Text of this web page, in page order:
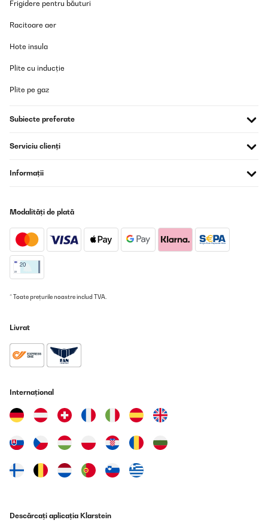
Frigidere pentru băuturi
Racitoare aer
Hote insula
Plite cu inducție
Plite pe gaz
Subiecte preferate
Serviciu clienți
Informații
Modalități de plată
* Toate prețurile noastre includ TVA.
Livrat
Internațional
Descărcați aplicația Klarstein